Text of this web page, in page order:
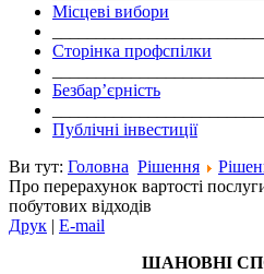
Місцеві вибори
Сторінка профспілки
Безбар’єрність
Публічні інвестиції
Ви тут: Головна Рішення
Про перерахунок вартості
побутових відходів
Друк | E-mail
ШАНОВНІ